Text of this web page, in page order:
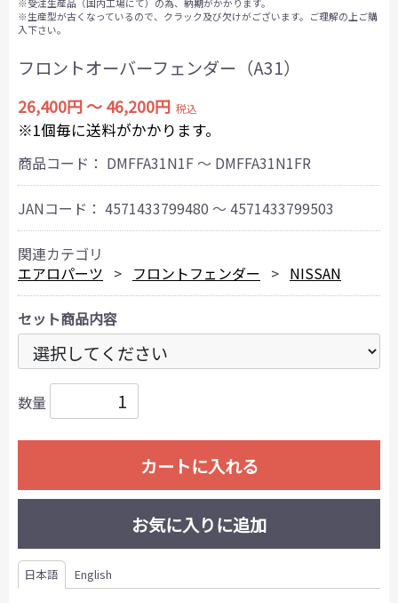
※生産型が古くなっているので、クラック及び欠けがございます。ご理解の上ご購
入下さい。
フロントオーバーフェンダー（A31）
26,400円 ～ 46,200円 税込
※1個毎に送料がかかります。
商品コード： DMFFA31N1F ～ DMFFA31N1FR
JANコード： 4571433799480 ～ 4571433799503
関連カテゴリ
エアロパーツ
フロントフェンダー NISSAN
セット商品内容
数量
カートに入れる
お気に入りに追加
日本語 English